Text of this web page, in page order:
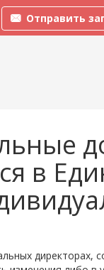
Отправить
в
директорах,